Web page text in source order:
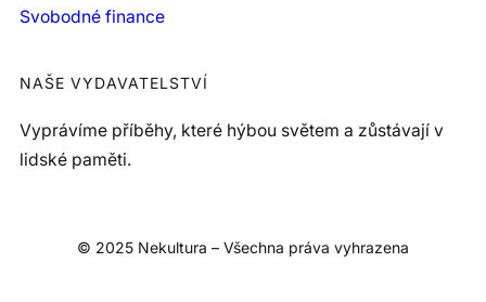
Svobodné finance
NAŠE VYDAVATELSTVÍ
Vyprávíme příběhy, které hýbou světem a zůstávají v
lidské paměti.
© 2025 Nekultura – Všechna práva vyhrazena